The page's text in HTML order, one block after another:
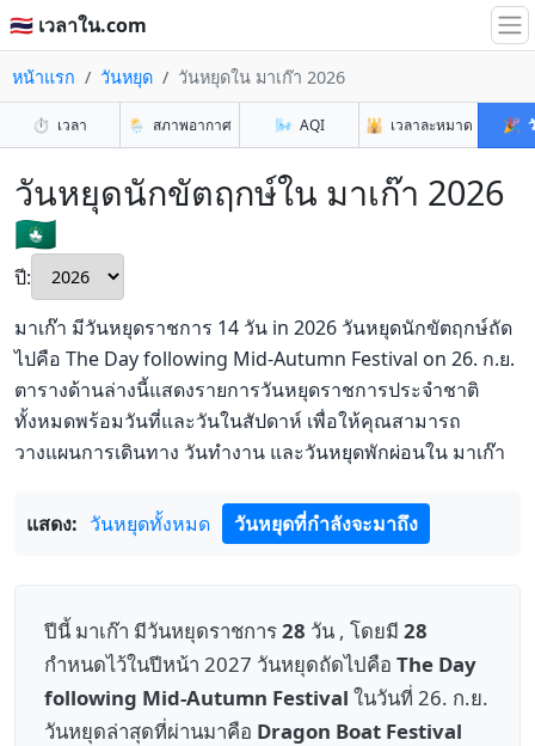
🇹🇭 เวลาใน.com
หน้าแรก วันหยุด วันหยุดใน มาเก๊า 2026
⏱️ เวลา 🌦️ สภาพอากาศ 🌬️ AQI 🕌 เวลาละหมาด 🎉
วันหยุดนักขัตฤกษ์ใน มาเก๊า 2026
🇲🇴
ปี:
มาเก๊า มีวันหยุดราชการ 14 วัน in 2026 วันหยุดนักขัตฤกษ์ถัด
ไปคือ The Day following Mid-Autumn Festival on 26. ก.ย.
ตารางด้านล่างนี้แสดงรายการวันหยุดราชการประจำชาติ
ทั้งหมดพร้อมวันที่และวันในสัปดาห์ เพื่อให้คุณสามารถ
วางแผนการเดินทาง วันทำงาน และวันหยุดพักผ่อนใน มาเก๊า
แสดง: วันหยุดทั้งหมด วันหยุดที่กำลังจะมาถึง
ปีนี้ มาเก๊า มีวันหยุดราชการ28 วัน , โดยมี 28
กำหนดไว้ในปีหน้า 2027 วันหยุดถัดไปคือ The Day
following Mid-Autumn Festival ในวันที่ 26. ก.ย.
วันหยุดล่าสุดที่ผ่านมาคือ Dragon Boat Festival